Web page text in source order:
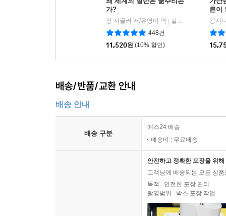
가?
장 지글러 저/유영미 역
갈라파고스
448건
11,520원 (10% 할인)
른이
강지
배송/반품/교환 안내
배송 안내
배송 구분
예스24 배송
배송비 : 무료배송
안전하고 정확한 포장을 위
고객님께 배송되는 모든 상
목적 : 안전한 포장 관리
촬영범위 : 박스 포장 작업